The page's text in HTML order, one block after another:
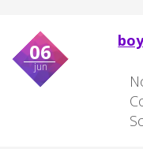
06
jun